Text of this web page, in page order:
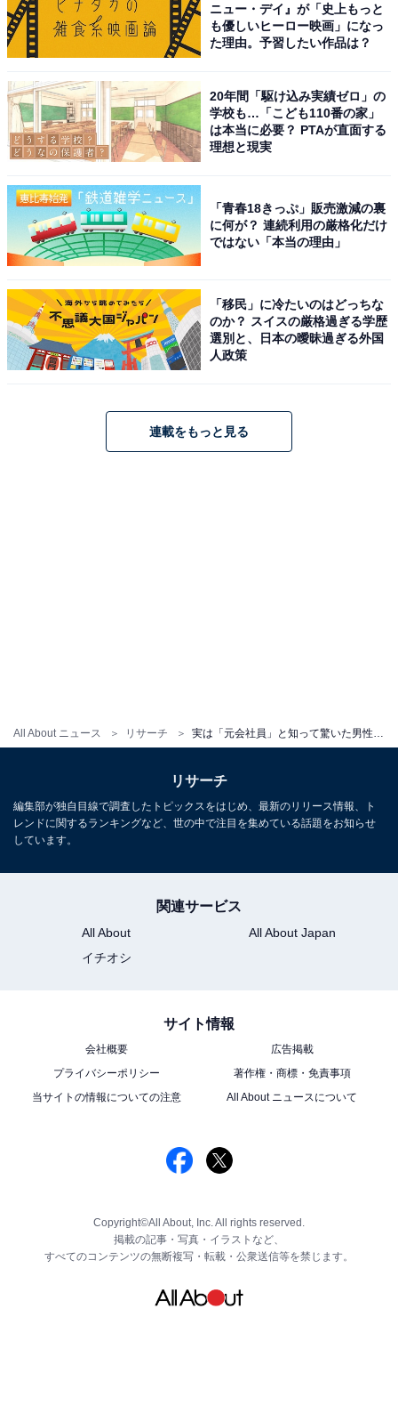
All About ニュース リサーチ 実は「元会社員」と知って驚いた男性芸能人ランキング！ 2位「タモリ」を僅差で抑えた1位は？
ニュー・デイ』が「史上もっと
も優しいヒーロー映画」になっ
た理由。予習したい作品は？
20年間「駆け込み実績ゼロ」の
学校も…「こども110番の家」
は本当に必要？ PTAが直面する
理想と現実
「青春18きっぷ」販売激減の裏
に何が？ 連続利用の厳格化だけ
ではない「本当の理由」
「移民」に冷たいのはどっちな
のか？ スイスの厳格過ぎる学歴
選別と、日本の曖昧過ぎる外国
人政策
連載をもっと見る
リサーチ
編集部が独自目線で調査したトピックスをはじめ、最新のリリース情報、ト
レンドに関するランキングなど、世の中で注目を集めている話題をお知らせ
しています。
関連サービス
All About
All About Japan
イチオシ
サイト情報
会社概要
広告掲載
プライバシーポリシー
著作権・商標・免責事項
当サイトの情報についての注意
All About ニュースについて
Copyright©All About, Inc. All rights reserved.
掲載の記事・写真・イラストなど、
すべてのコンテンツの無断複写・転載・公衆送信等を禁じます。